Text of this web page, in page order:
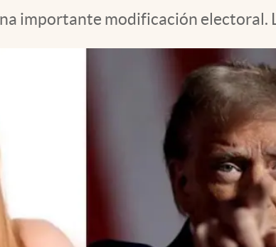
importante modificación electoral.